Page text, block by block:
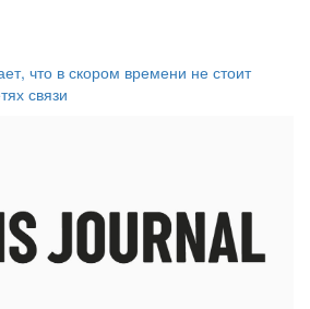
что в скором времени не стоит
связи